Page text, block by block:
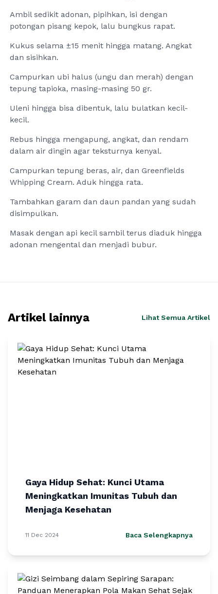
Ambil sedikit adonan, pipihkan, isi dengan
potongan pisang kepok, lalu bungkus rapat.
Kukus selama ±15 menit hingga matang. Angkat
dan sisihkan.
Campurkan ubi halus (ungu dan merah) dengan
tepung tapioka, masing-masing 50 gr.
Uleni hingga bisa dibentuk, lalu bulatkan kecil-
kecil.
Rebus hingga mengapung, angkat, dan rendam
dalam air dingin agar teksturnya kenyal.
Campurkan tepung beras, air, dan Greenfields
Whipping Cream. Aduk hingga rata.
Tambahkan garam dan daun pandan yang sudah
disimpulkan.
Masak dengan api kecil sambil terus diaduk hingga
adonan mengental dan menjadi bubur.
Artikel lainnya Lihat Semua Artikel
Gaya Hidup Sehat: Kunci Utama
Meningkatkan Imunitas Tubuh dan
Menjaga Kesehatan
11 Dec 2024 Baca Selengkapnya